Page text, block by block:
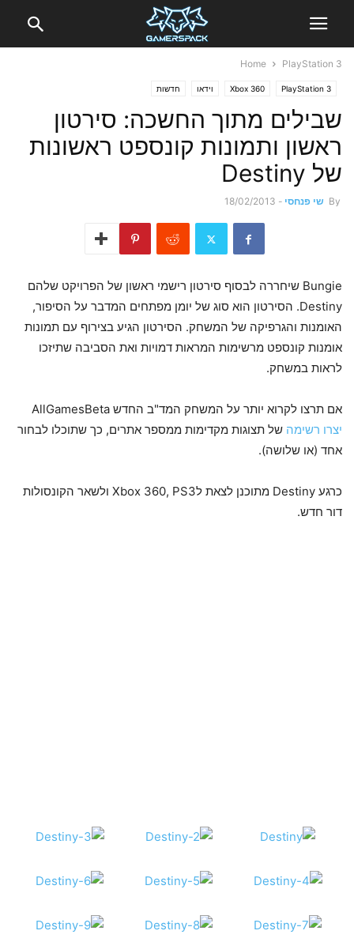
Home PlayStation 3
PlayStation 3
Xbox 360 וידאו חדשות
שבילים מתוך החשכה: סירטון
ראשון ותמונות קונספט ראשונות
של Destiny
By שי פנחסי -
18/02/2013
Bungie שיחררה לבסוף סירטון רישמי ראשון של הפרויקט שלהם
Destiny. הסירטון הוא סוג של יומן מפתחים המדבר על הסיפור,
האומנות והגרפיקה של המשחק. הסירטון הגיע בצירוף עם תמונות
אומנות קונספט מרשימות המראות דמויות ואת הסביבה שתיזכו
לראות במשחק.
אם תרצו לקרוא יותר על המשחק המד"ב החדש AllGamesBeta
יצרו רשימה של תצוגות מקדימות ממספר אתרים, כך שתוכלו לבחור
אחד (או שלושה).
כרגע Destiny מתוכנן לצאת לXbox 360, PS3 ולשאר הקונסולות
דור חדש.